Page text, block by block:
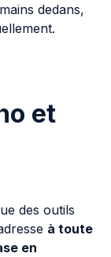
dedans,
et
des outils
à toute
en